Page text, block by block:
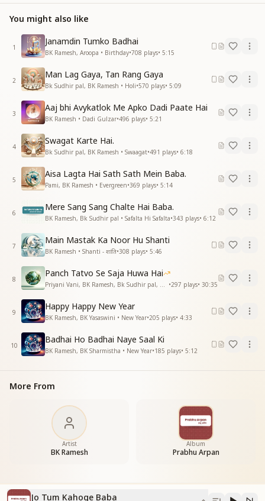
जो तुम कहोगे बाबा वो मैं करूंगा
वो मेरे हमसफर मेरे बाबा
वो मेरे दिलबर मेरे बाबा
किस्मत ये मेरी सबसे है हसीन
तदबीर जो मिली बड़ी दिलकशीन
हसरत जगी जिगर में तुमसा है बनना
हसरत जगी जिगर में तुमसा है बनना
जन्नत धरा पर मैं उतार लूंगा
जो तुम कहोगे बाबा वो मैं करूंगा
जैसे चलाओगे तुम वैसे चलूंगा
जैसे चलाओगे तुम वैसे चलूंगा
साथ निभाने का वादा किया है
मैं भी तो वादा निभाके रहूंगा
वो मेरे हमसफर मेरे बाबा
वो मेरे दिलबर मेरे बाबा
वो मेरे हमसफर मेरे बाबा
वो मेरे दिलबर मेरे बाबा
वो मेरे दिलबर मेरे बाबा
वो मेरे हमसफर मेरे बाबा
वो मेरे दिलबर मेरे बाबा
_______
You might also like
1
Janamdin Tumko Badhai
BK Ramesh, Aroopa • Birthday•708 plays• 5:15
2
Man Lag Gaya, Tan Rang Gaya
Bk Sudhir pal, BK Ramesh • Holi•570 plays• 5:09
3
Aaj bhi Avykatlok Me Apko Dadi Paate Hai
BK Ramesh • Dadi Gulzar•496 plays• 5:21
4
Swagat Karte Hai.
Bk Sudhir pal, BK Ramesh • Swaagat•491 plays• 6:18
5
Aisa Lagta Hai Sath Sath Mein Baba.
Pami, BK Ramesh • Evergreen•369 plays• 5:14
6
Mere Sang Sang Chalte Hai Baba.
BK Ramesh, Bk Sudhir pal • Safalta Hi Safalta•343 plays• 6:12
7
Main Mastak Ka Noor Hu Shanti
BK Ramesh • Shanti - शांति•308 plays• 5:46
8
Panch Tatvo Se Saja Huwa Hai
•297 plays• 30:35
9
Happy Happy New Year
BK Ramesh, BK Yasaswini • New Year•205 plays• 4:33
10
Badhai Ho Badhai Naye Saal Ki
BK Ramesh, BK Sharmistha • New Year•185 plays• 5:12
More From
Artist
BK Ramesh
Album
Prabhu Arpan
Jo Tum Kahoge Baba